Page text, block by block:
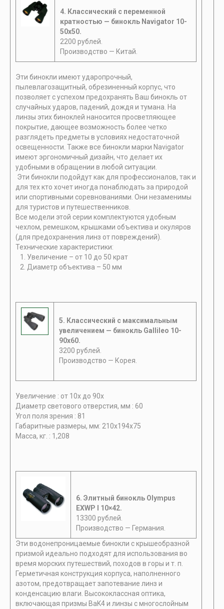
4. Классический с переменной
кратностью — бинокль Navigator 10-
50х50.
2200 рублей.
Производство — Китай.
Эти бинокли имеют ударопрочный,
пылевлагозащитный, обрезиненный корпус, что
позволяет с успехом предохранять Ваш бинокль от
случайных ударов, падений, дождя и тумана. На
линзы этих биноклей наносится просветляющее
покрытие, дающее возможность более четко
разглядеть предметы в условиях недостаточной
освещенности. Также все бинокли марки Navigator
имеют эргономичный дизайн, что делает их
удобными в обращении в любой ситуации.
Эти бинокли подойдут как для профессионалов, так и
для тех кто хочет иногда понаблюдать за природой
или спортивными соревнованиями. Они незаменимы
для туристов и путешественников.
Все модели этой серии комплектуются удобным
чехлом, ремешком, крышками объектива и окуляров
(для предохранения линз от повреждений).
Технические характеристики:
1. Увеличение – от 10 до 50 крат
2. Диаметр объектива – 50 мм
5. Классический с максимальным
увеличением — бинокль Gallileo 10-
90х60.
3200 рублей.
Производство — Корея.
Увеличение : от 10х до 90х
Диаметр светового отверстия, мм : 60
Угол поля зрения : 81
Габаритные размеры, мм: 210x194x75
Масса, кг. : 1,208
6. Элитный бинокль Olympus
EXWP I 10×42.
13300 рублей.
Производство — Германия.
Эти водонепроницаемые бинокли с крышеобразной
призмой идеально подходят для использования во
время морских путешествий, походов в горы и т. п.
Герметичная конструкция корпуса, наполненного
азотом, предотвращает запотевание линз и
конденсацию влаги. Высококлассная оптика,
включающая призмы BaK4 и линзы с многослойным